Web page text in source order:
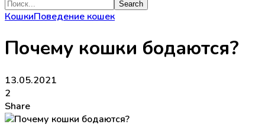
КошкиПоведение кошек
Почему кошки бодаются?
13.05.2021
2
Share